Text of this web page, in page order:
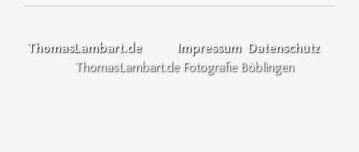
ThomasLambart.de Impressum
Datenschutz
ThomasLambart.de Fotografie Böblingen